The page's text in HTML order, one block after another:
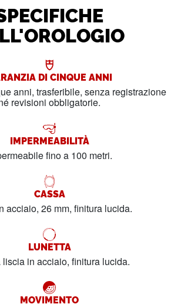
DI CINQUE ANNI
anni, trasferibile, senza registrazione
revisioni obbligatorie.
IMPERMEABILITÀ
fino a 100 metri.
CASSA
acciaio, 26 mm, finitura lucida.
LUNETTA
liscia in acciaio, finitura lucida.
MOVIMENTO